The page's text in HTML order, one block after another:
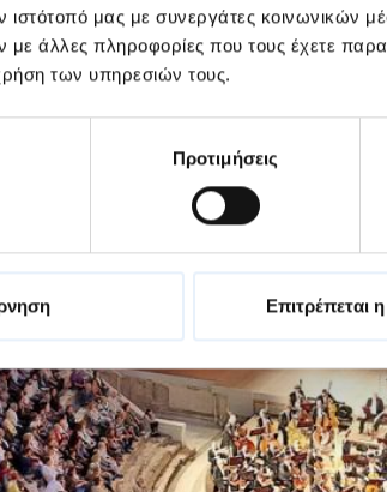
ιστότοπό μας με συνεργάτες κοινωνικών
με άλλες πληροφορίες που τους έχετε
των υπηρεσιών τους.
Προτιμήσεις
Επιτρέπεται